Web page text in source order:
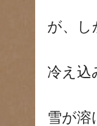
が、し
冷え込
雪が